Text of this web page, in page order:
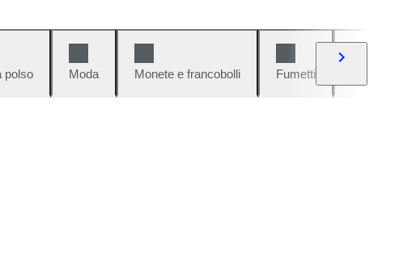
polso Moda Monete e francobolli Fumetti